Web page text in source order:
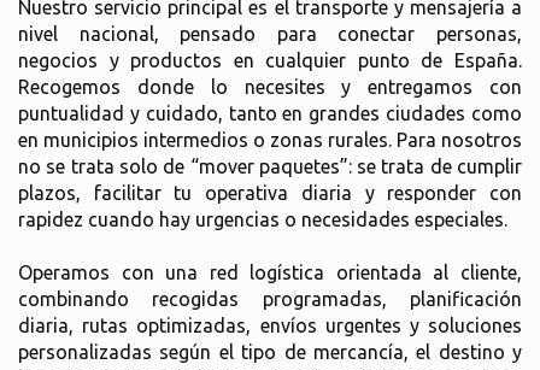
Nuestro servicio principal es el transporte y mensajería a
nivel nacional, pensado para conectar personas,
negocios y productos en cualquier punto de España.
Recogemos donde lo necesites y entregamos con
puntualidad y cuidado, tanto en grandes ciudades como
en municipios intermedios o zonas rurales. Para nosotros
no se trata solo de “mover paquetes”: se trata de cumplir
plazos, facilitar tu operativa diaria y responder con
rapidez cuando hay urgencias o necesidades especiales.
Operamos con una red logística orientada al cliente,
combinando recogidas programadas, planificación
diaria, rutas optimizadas, envíos urgentes y soluciones
personalizadas según el tipo de mercancía, el destino y